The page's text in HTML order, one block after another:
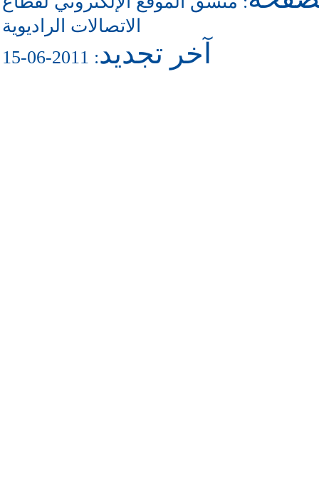
الاتصالات الراديوية
آخر تجديد: 2011-06-15